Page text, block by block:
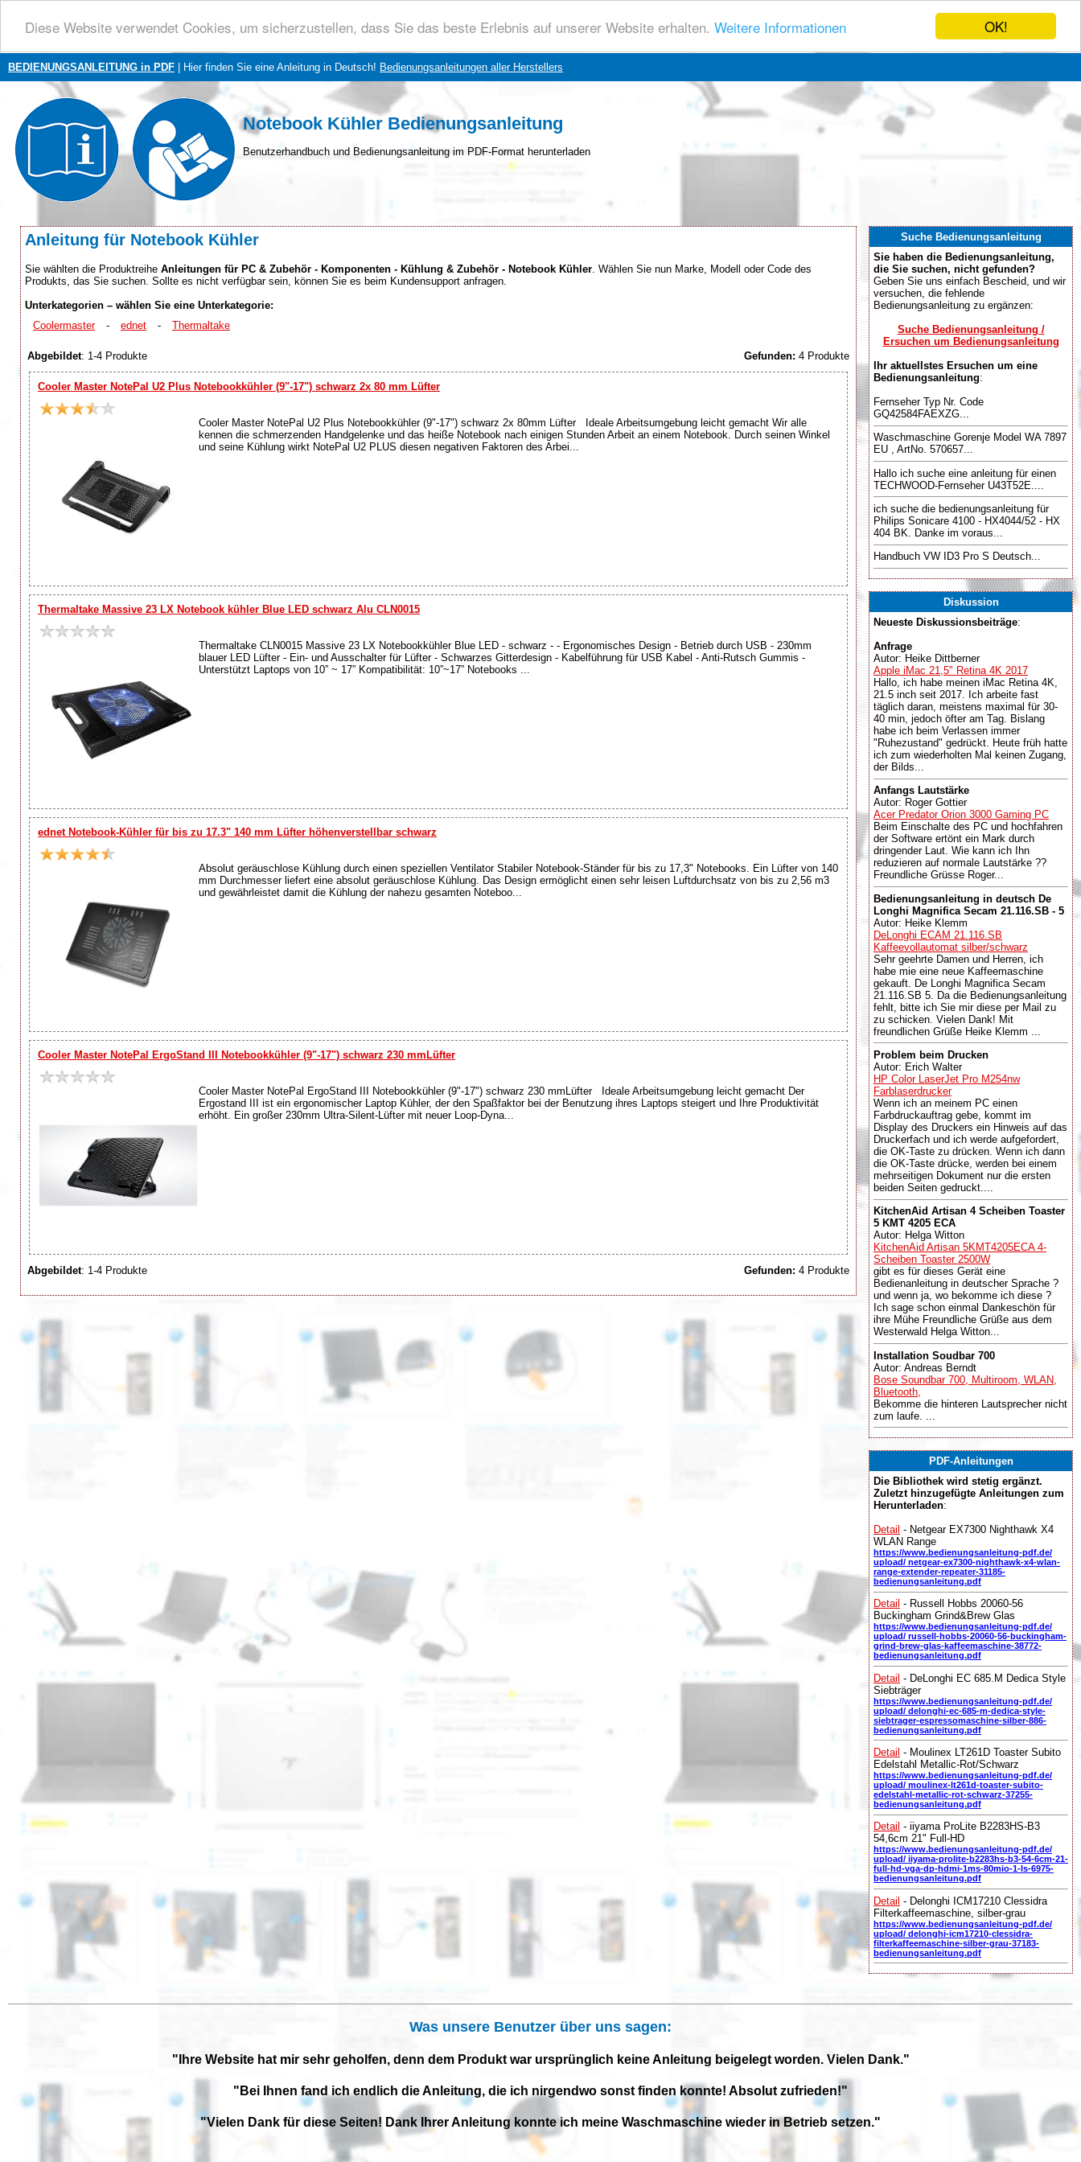
OK!
Diese Website verwendet Cookies, um sicherzustellen, dass Sie das beste Erlebnis auf unserer Website erhalten. Weitere Informationen
BEDIENUNGSANLEITUNG in PDF | Hier finden Sie eine Anleitung in Deutsch! Bedienungsanleitungen aller Herstellers
Notebook Kühler Bedienungsanleitung
Benutzerhandbuch und Bedienungsanleitung im PDF-Format herunterladen
Anleitung für Notebook Kühler
Sie wählten die Produktreihe Anleitungen für PC & Zubehör - Komponenten - Kühlung & Zubehör - Notebook Kühler . Wählen Sie nun Marke, Modell oder Code des
Produkts, das Sie suchen. Sollte es nicht verfügbar sein, können Sie es beim Kundensupport anfragen.
Unterkategorien – wählen Sie eine Unterkategorie:
Coolermaster
- ednet - Thermaltake
Abgebildet: 1-4 Produkte Gefunden: 4 Produkte
Cooler Master NotePal U2 Plus Notebookkühler (9"-17") schwarz 2x 80 mm Lüfter
Cooler Master NotePal U2 Plus Notebookkühler (9"-17") schwarz 2x 80mm Lüfter Ideale Arbeitsumgebung leicht gemacht Wir alle
kennen die schmerzenden Handgelenke und das heiße Notebook nach einigen Stunden Arbeit an einem Notebook. Durch seinen Winkel
und seine Kühlung wirkt NotePal U2 PLUS diesen negativen Faktoren des Arbei...
Thermaltake Massive 23 LX Notebook kühler Blue LED schwarz Alu CLN0015
Thermaltake CLN0015 Massive 23 LX Notebookkühler Blue LED - schwarz - - Ergonomisches Design - Betrieb durch USB - 230mm
blauer LED Lüfter - Ein- und Ausschalter für Lüfter - Schwarzes Gitterdesign - Kabelführung für USB Kabel - Anti-Rutsch Gummis -
Unterstützt Laptops von 10” ~ 17” Kompatibilität: 10”~17” Notebooks ...
ednet Notebook-Kühler für bis zu 17.3" 140 mm Lüfter höhenverstellbar schwarz
Absolut geräuschlose Kühlung durch einen speziellen Ventilator Stabiler Notebook-Ständer für bis zu 17,3" Notebooks. Ein Lüfter von 140
mm Durchmesser liefert eine absolut geräuschlose Kühlung. Das Design ermöglicht einen sehr leisen Luftdurchsatz von bis zu 2,56 m3
und gewährleistet damit die Kühlung der nahezu gesamten Noteboo...
Cooler Master NotePal ErgoStand III Notebookkühler (9"-17") schwarz 230 mmLüfter
Cooler Master NotePal ErgoStand III Notebookkühler (9"-17") schwarz 230 mmLüfter Ideale Arbeitsumgebung leicht gemacht Der
Ergostand III ist ein ergonomischer Laptop Kühler, der den Spaßfaktor bei der Benutzung ihres Laptops steigert und Ihre Produktivität
erhöht. Ein großer 230mm Ultra-Silent-Lüfter mit neuer Loop-Dyna...
Abgebildet: 1-4 Produkte Gefunden: 4 Produkte
Suche Bedienungsanleitung
Sie haben die Bedienungsanleitung,
die Sie suchen, nicht gefunden?
Geben Sie uns einfach Bescheid, und wir
versuchen, die fehlende
Bedienungsanleitung zu ergänzen:
Suche Bedienungsanleitung /
Ersuchen um Bedienungsanleitung
Ihr aktuellstes Ersuchen um eine
Bedienungsanleitung:
Fernseher Typ Nr. Code
GQ42584FAEXZG...
Waschmaschine Gorenje Model WA 7897
EU , ArtNo. 570657...
Hallo ich suche eine anleitung für einen
TECHWOOD-Fernseher U43T52E....
ich suche die bedienungsanleitung für
Philips Sonicare 4100 - HX4044/52 - HX
404 BK. Danke im voraus...
Handbuch VW ID3 Pro S Deutsch...
Diskussion
Neueste Diskussionsbeiträge:
Anfrage
Autor: Heike Dittberner
Apple iMac 21,5" Retina 4K 2017
Hallo, ich habe meinen iMac Retina 4K,
21.5 inch seit 2017. Ich arbeite fast
täglich daran, meistens maximal für 30-
40 min, jedoch öfter am Tag. Bislang
habe ich beim Verlassen immer
"Ruhezustand" gedrückt. Heute früh hatte
ich zum wiederholten Mal keinen Zugang,
der Bilds...
Anfangs Lautstärke
Autor: Roger Gottier
Acer Predator Orion 3000 Gaming PC
Beim Einschalte des PC und hochfahren
der Software ertönt ein Mark durch
dringender Laut. Wie kann ich Ihn
reduzieren auf normale Lautstärke ??
Freundliche Grüsse Roger...
Bedienungsanleitung in deutsch De
Longhi Magnifica Secam 21.116.SB - 5
Autor: Heike Klemm
DeLonghi ECAM 21.116.SB
Kaffeevollautomat silber/schwarz
Sehr geehrte Damen und Herren, ich
habe mie eine neue Kaffeemaschine
gekauft. De Longhi Magnifica Secam
21.116.SB 5. Da die Bedienungsanleitung
fehlt, bitte ich Sie mir diese per Mail zu
zu schicken. Vielen Dank! Mit
freundlichen Grüße Heike Klemm ...
Problem beim Drucken
Autor: Erich Walter
HP Color LaserJet Pro M254nw
Farblaserdrucker
Wenn ich an meinem PC einen
Farbdruckauftrag gebe, kommt im
Display des Druckers ein Hinweis auf das
Druckerfach und ich werde aufgefordert,
die OK-Taste zu drücken. Wenn ich dann
die OK-Taste drücke, werden bei einem
mehrseitigen Dokument nur die ersten
beiden Seiten gedruckt....
KitchenAid Artisan 4 Scheiben Toaster
5 KMT 4205 ECA
Autor: Helga Witton
KitchenAid Artisan 5KMT4205ECA 4-
Scheiben Toaster 2500W
gibt es für dieses Gerät eine
Bedienanleitung in deutscher Sprache ?
und wenn ja, wo bekomme ich diese ?
Ich sage schon einmal Dankeschön für
ihre Mühe Freundliche Grüße aus dem
Westerwald Helga Witton...
Installation Soudbar 700
Autor: Andreas Berndt
Bose Soundbar 700, Multiroom, WLAN,
Bluetooth,
Bekomme die hinteren Lautsprecher nicht
zum laufe. ...
PDF-Anleitungen
Die Bibliothek wird stetig ergänzt.
Zuletzt hinzugefügte Anleitungen zum
Herunterladen:
Detail - Netgear EX7300 Nighthawk X4
WLAN Range
https://www.bedienungsanleitung-pdf.de/
upload/ netgear-ex7300-nighthawk-x4-wlan-
range-extender-repeater-31185-
bedienungsanleitung.pdf
Detail - Russell Hobbs 20060-56
Buckingham Grind&Brew Glas
https://www.bedienungsanleitung-pdf.de/
upload/ russell-hobbs-20060-56-buckingham-
grind-brew-glas-kaffeemaschine-38772-
bedienungsanleitung.pdf
Detail - DeLonghi EC 685.M Dedica Style
Siebträger
https://www.bedienungsanleitung-pdf.de/
upload/ delonghi-ec-685-m-dedica-style-
siebtrager-espressomaschine-silber-886-
bedienungsanleitung.pdf
Detail - Moulinex LT261D Toaster Subito
Edelstahl Metallic-Rot/Schwarz
https://www.bedienungsanleitung-pdf.de/
upload/ moulinex-lt261d-toaster-subito-
edelstahl-metallic-rot-schwarz-37255-
bedienungsanleitung.pdf
Detail - iiyama ProLite B2283HS-B3
54,6cm 21" Full-HD
https://www.bedienungsanleitung-pdf.de/
upload/ iiyama-prolite-b2283hs-b3-54-6cm-21-
full-hd-vga-dp-hdmi-1ms-80mio-1-ls-6975-
bedienungsanleitung.pdf
Detail - Delonghi ICM17210 Clessidra
Filterkaffeemaschine, silber-grau
https://www.bedienungsanleitung-pdf.de/
upload/ delonghi-icm17210-clessidra-
filterkaffeemaschine-silber-grau-37183-
bedienungsanleitung.pdf
Was unsere Benutzer über uns sagen:
"Ihre Website hat mir sehr geholfen, denn dem Produkt war ursprünglich keine Anleitung beigelegt worden. Vielen Dank."
"Bei Ihnen fand ich endlich die Anleitung, die ich nirgendwo sonst finden konnte! Absolut zufrieden!"
"Vielen Dank für diese Seiten! Dank Ihrer Anleitung konnte ich meine Waschmaschine wieder in Betrieb setzen."